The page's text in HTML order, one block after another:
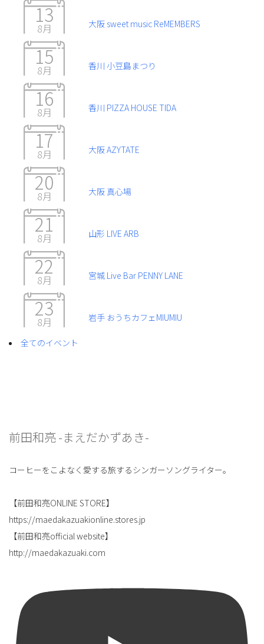
13
8月 大阪 sweet music ReMEMBERS
15
8月 香川 小豆島まつり
16
8月 香川 PIZZA HOUSE TIDA
17
8月 大阪 AZYTATE
20
8月 大阪 真心場
21
8月 山形 LIVE ARB
22
8月 宮城 Live Bar PENNY LANE
23
8月 岩手 おうちカフェMIUMIU
全てのイベント
前田和亮 -まえだかずあき-
コーヒーをこよなく愛する旅するシンガーソングライター。
【前田和亮ONLINE STORE】
https://maedakazuakionline.stores.jp
【前田和亮official website】
http://maedakazuaki.com